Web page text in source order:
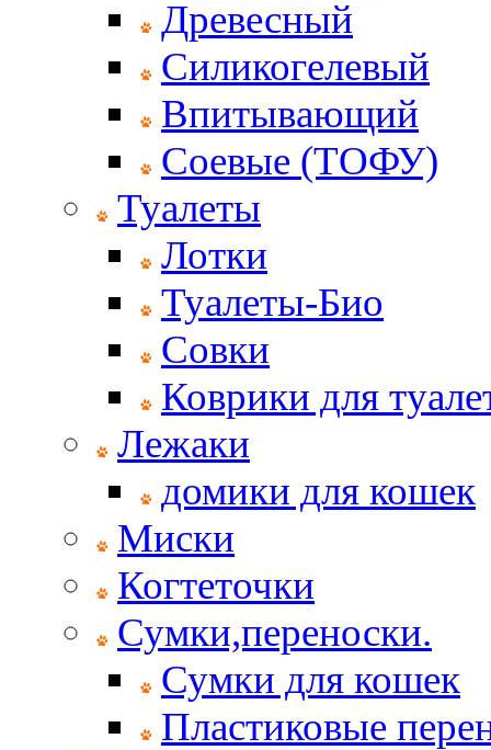
Древесный
Силикогелевый
Впитывающий
Соевые (ТОФУ)
Туалеты
Лотки
Туалеты-Био
Совки
Коврики для
Лежаки
домики для кошек
Миски
Когтеточки
Сумки,переноски.
Сумки для кошек
Пластиковые